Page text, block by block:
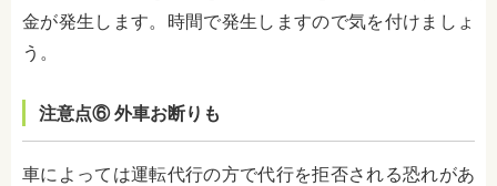
金が発生します。時間で発生しますので気を付けましょ
う。
注意点⑥外車お断りも
車によっては運転代行の方で代行を拒否される恐れがあ